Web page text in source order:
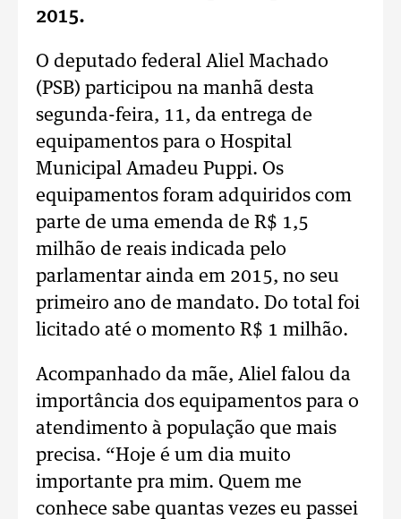
2015.
O deputado federal Aliel Machado
(PSB) participou na manhã desta
segunda-feira, 11, da entrega de
equipamentos para o Hospital
Municipal Amadeu Puppi. Os
equipamentos foram adquiridos com
parte de uma emenda de R$ 1,5
milhão de reais indicada pelo
parlamentar ainda em 2015, no seu
primeiro ano de mandato. Do total foi
licitado até o momento R$ 1 milhão.
Acompanhado da mãe, Aliel falou da
importância dos equipamentos para o
atendimento à população que mais
precisa. “Hoje é um dia muito
importante pra mim. Quem me
conhece sabe quantas vezes eu passei